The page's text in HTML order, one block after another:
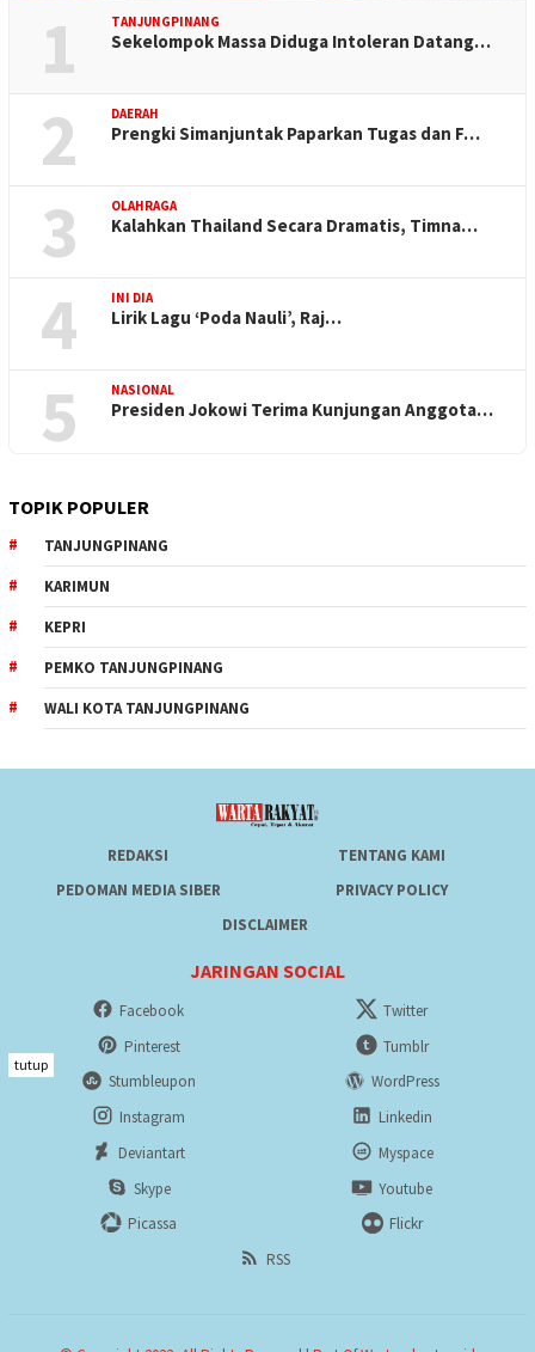
1 TANJUNGPINANG
Sekelompok Massa Diduga Intoleran Datang…
2 DAERAH
Prengki Simanjuntak Paparkan Tugas dan F…
3 OLAHRAGA
Kalahkan Thailand Secara Dramatis, Timna…
4 INI DIA
Lirik Lagu ‘Poda Nauli’, Raj…
5 NASIONAL
Presiden Jokowi Terima Kunjungan Anggota…
TOPIK POPULER
TANJUNGPINANG
KARIMUN
KEPRI
PEMKO TANJUNGPINANG
WALI KOTA TANJUNGPINANG
REDAKSI
TENTANG KAMI
PEDOMAN MEDIA SIBER
PRIVACY POLICY
DISCLAIMER
JARINGAN SOCIAL
Facebook
Twitter
Pinterest
Tumblr
Stumbleupon
WordPress
Instagram
Linkedin
Deviantart
Myspace
Skype
Youtube
Picassa
Flickr
RSS
tutup